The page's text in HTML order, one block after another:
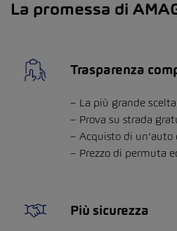
La promessa di
Trasparenza
La più grande
Prova su strada
Acquisto di
Prezzo di permuta
Più sicurezza